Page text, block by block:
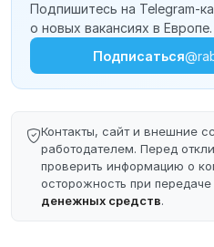
Подпишитесь на Telegram-
о новых вакансиях в Европе.
Подписаться
Контакты, сайт и внешние
работодателем. Перед
проверить информацию о
осторожность при передаче
денежных средств.